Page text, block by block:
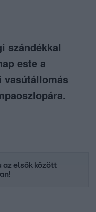
szándékkal
este a
vasútállomás
az elsők között